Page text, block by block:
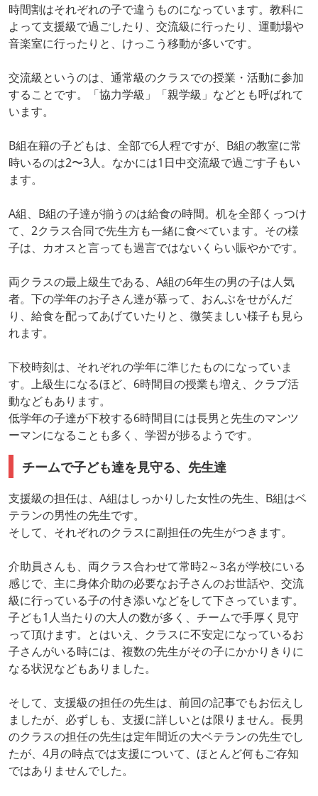
時間割はそれぞれの子で違うものになっています。教科に
よって支援級で過ごしたり、交流級に行ったり、運動場や
音楽室に行ったりと、けっこう移動が多いです。
交流級というのは、通常級のクラスでの授業・活動に参加
することです。「協力学級」「親学級」などとも呼ばれて
います。
B組在籍の子どもは、全部で6人程ですが、B組の教室に常
時いるのは2〜3人。なかには1日中交流級で過ごす子もい
ます。
A組、B組の子達が揃うのは給食の時間。机を全部くっつけ
て、2クラス合同で先生方も一緒に食べています。その様
子は、カオスと言っても過言ではないくらい賑やかです。
両クラスの最上級生である、A組の6年生の男の子は人気
者。下の学年のお子さん達が慕って、おんぶをせがんだ
り、給食を配ってあげていたりと、微笑ましい様子も見ら
れます。
下校時刻は、それぞれの学年に準じたものになっていま
す。上級生になるほど、6時間目の授業も増え、クラブ活
動などもあります。
低学年の子達が下校する6時間目には長男と先生のマンツ
ーマンになることも多く、学習が捗るようです。
チームで子ども達を見守る、先生達
支援級の担任は、A組はしっかりした女性の先生、B組はベ
テランの男性の先生です。
そして、それぞれのクラスに副担任の先生がつきます。
介助員さんも、両クラス合わせて常時2～3名が学校にいる
感じで、主に身体介助の必要なお子さんのお世話や、交流
級に行っている子の付き添いなどをして下さっています。
子ども1人当たりの大人の数が多く、チームで手厚く見守
って頂けます。とはいえ、クラスに不安定になっているお
子さんがいる時には、複数の先生がその子にかかりきりに
なる状況などもありました。
そして、支援級の担任の先生は、前回の記事でもお伝えし
ましたが、必ずしも、支援に詳しいとは限りません。長男
のクラスの担任の先生は定年間近の大ベテランの先生でし
たが、4月の時点では支援について、ほとんど何もご存知
ではありませんでした。